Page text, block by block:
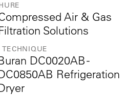
Air & Gas
Solutions
TECHNIQUE
DC0020AB -
Refrigeration